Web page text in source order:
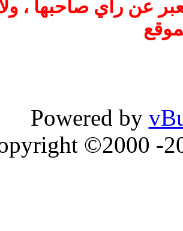
عن رأي صاحبها ،
Powered by
©2000 -